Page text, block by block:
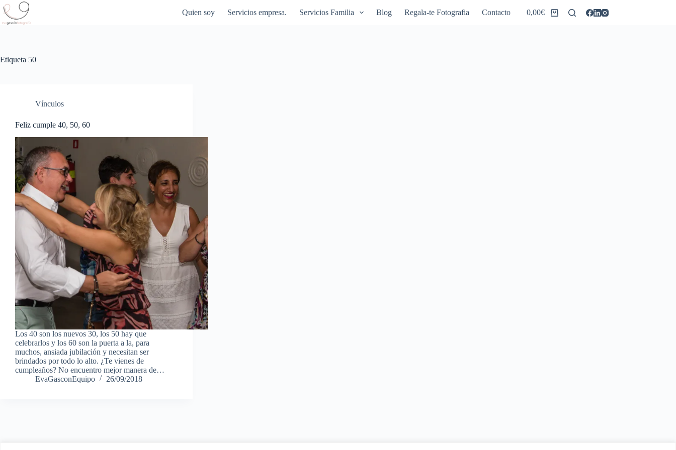
Saltar
al
contenido
Quien soy Servicios empresa. Servicios Familia Blog Regala-te Fotografia Contacto
Carro
0,00€
Etiqueta 50
Vínculos
Feliz cumple 40, 50, 60
Los 40 son los nuevos 30, los 50 hay que
celebrarlos y los 60 son la puerta a la, para
muchos, ansiada jubilación y necesitan ser
brindados por todo lo alto. ¿Te vienes de
cumpleaños? No encuentro mejor manera de…
EvaGasconEquipo
26/09/2018